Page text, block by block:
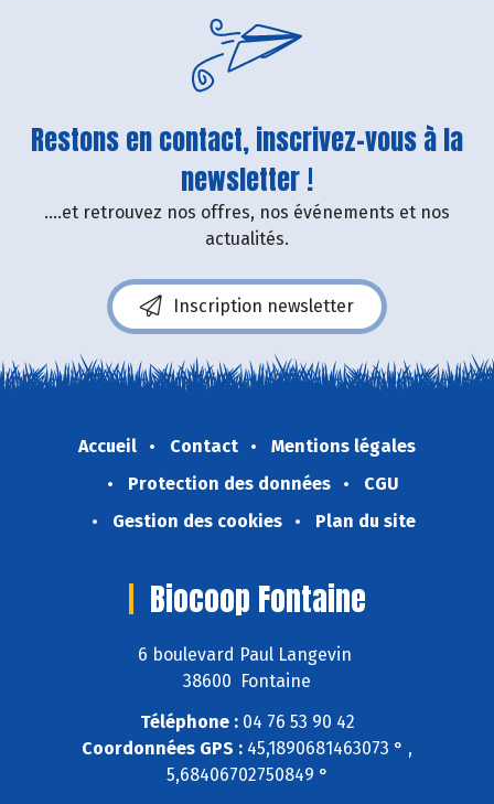
Restons en contact, inscrivez-vous à la
newsletter !
....et retrouvez nos offres, nos événements et nos
actualités.
Inscription newsletter
Accueil Contact
Mentions légales
Protection des données
CGU
Gestion des cookies
Plan du site
Biocoop Fontaine
6 boulevard Paul Langevin
38600 Fontaine
Téléphone :04 76 53 90 42
Coordonnées GPS : 45,1890681463073 ° ,
5,68406702750849 °